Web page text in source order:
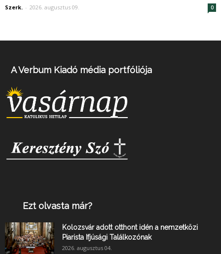
Szerk. - 2026. augusztus 09. 0
A Verbum Kiadó média portfóliója
Ezt olvasta már?
Kolozsvár adott otthont idén a nemzetközi
Piarista Ifjúsági Találkozónak
2026. augusztus 04.